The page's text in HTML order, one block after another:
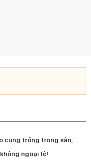
cũng trồng trong sân,
ngoại lệ!